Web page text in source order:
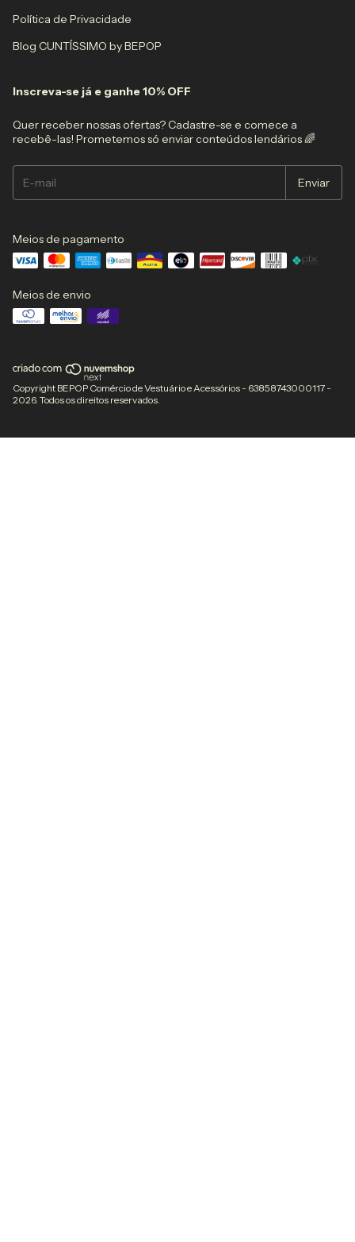
Política de Privacidade
Blog CUNTÍSSIMO by BEPOP
Inscreva-se já e ganhe 10% OFF
Quer receber nossas ofertas? Cadastre-se e comece a
recebê-las! Prometemos só enviar conteúdos lendários 🌈
Meios de pagamento
Meios de envio
Copyright BEPOP Comércio de Vestuário e Acessórios - 63858743000117 -
2026. Todos os direitos reservados.